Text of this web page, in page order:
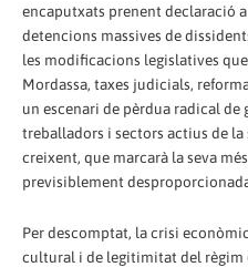
encaputxats prenent declaració
detencions massives de
les modificacions legislatives
Mordassa, taxes judicials,
un escenari de pèrdua radical
treballadors i sectors actius de
creixent, que marcarà la seva
previsiblement
Per descomptat, la crisi
cultural i de legitimitat del règim